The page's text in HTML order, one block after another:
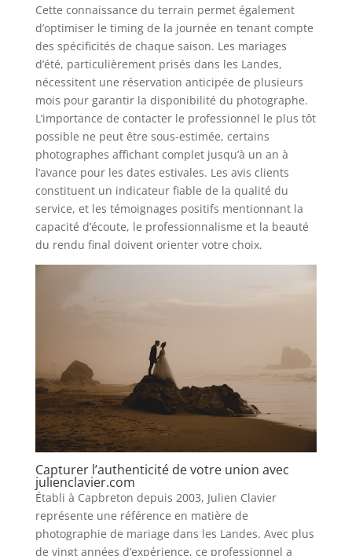
Cette connaissance du terrain permet également
d’optimiser le timing de la journée en tenant compte
des spécificités de chaque saison. Les mariages
d’été, particulièrement prisés dans les Landes,
nécessitent une réservation anticipée de plusieurs
mois pour garantir la disponibilité du photographe.
L’importance de contacter le professionnel le plus tôt
possible ne peut être sous-estimée, certains
photographes affichant complet jusqu’à un an à
l’avance pour les dates estivales. Les avis clients
constituent un indicateur fiable de la qualité du
service, et les témoignages positifs mentionnant la
capacité d’écoute, le professionnalisme et la beauté
du rendu final doivent orienter votre choix.
Capturer l’authenticité de votre union avec
julienclavier.com
Établi à Capbreton depuis 2003, Julien Clavier
représente une référence en matière de
photographie de mariage dans les Landes. Avec plus
de vingt années d’expérience, ce professionnel a